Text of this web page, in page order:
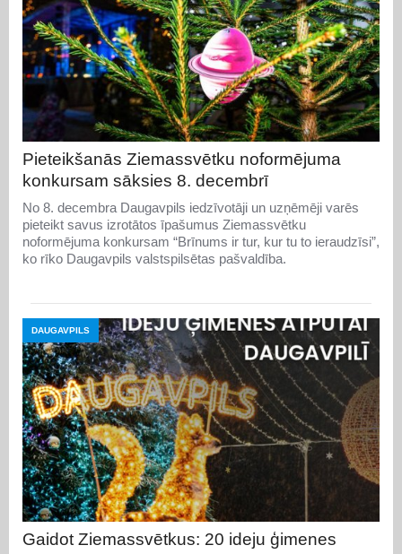
Pieteikšanās Ziemassvētku noformējuma
konkursam sāksies 8. decembrī
No 8. decembra Daugavpils iedzīvotāji un uzņēmēji varēs
pieteikt savus izrotātos īpašumus Ziemassvētku
noformējuma konkursam “Brīnums ir tur, kur tu to ieraudzīsi”,
ko rīko Daugavpils valstspilsētas pašvaldība.
DAUGAVPILS
Gaidot Ziemassvētkus: 20 ideju ģimenes